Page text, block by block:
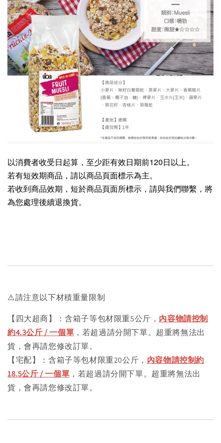
以消費者收受日起算，至少距有效日期前120日以上。
若有短效期商品，請以商品頁面標示為主。
若收到商品效期，短於商品頁面所標示，請與我們聯繫，將
為您處理後續退換貨。
⚠️請注意以下材積重量限制
【四大超商】：含箱子等包材限重5公斤， 內容物請控制
約4.3公斤 / 一個單 ，若超過請分開下單。超重將無法出
貨，會再請您修改訂單。
【宅配】：含箱子等包材限重20公斤， 內容物請控制約
18.5公斤 / 一個單 ，若超過請分開下單。超重將無法出
貨，會再請您修改訂單。